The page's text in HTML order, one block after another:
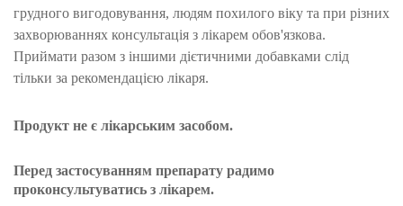
грудного вигодовування, людям похилого віку та при різних
захворюваннях консультація з лікарем обов'язкова.
Приймати разом з іншими дієтичними добавками слід
тільки за рекомендацією лікаря.
Продукт не є лікарським засобом.
Перед застосуванням препарату радимо
проконсультуватись з лікарем.